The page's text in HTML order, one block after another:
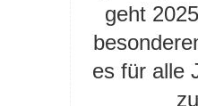
geht
es für alle